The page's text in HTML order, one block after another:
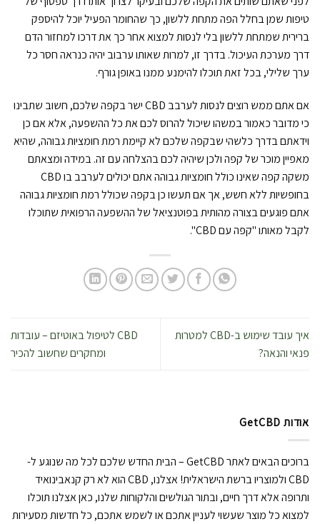
טיפות שמן בחלל הפה מתחת ללשון, כך שהחומר הפעיל יוכל להיספק
ברירית שמתחת ללשון בלי לנסות למצוא אחר כך את דרכו למחזור הדם
דרך מערכת העיכול. בדרך זו, למרות שאותו ערבוב יהיה כנראה חסר כל
ערך שלילי, בכל זאת תוכלו להימנע ממנו באופן גורף.
אם אתם ממש רוצים לנסות לערבב CBD ישר בקפה שלכם, חשוב שתבינו
כי מדובר כאמור במשהו שיכול להרוס לכם את כל ההשפעה, אלא אם כן
וידאתם בדרך כלשהי שבקפה שלכם לא קיימת רמת חומציות גבוהה, שהיא
מאפיין מוכר של קפה ולכן שיהיה לכם בהצלחה עם זה. במידה ומצאתם
משקה קפה שאינו כולל חומציות גבוהה אתם יכולים לערבב בו CBD
בחופשיות ללא חשש, אך אם תעשו כן בקפה שכולל רמת חומציות גבוהה
אתם פוגעים בצורה מהותית בפוטנציאל של ההשפעה הרפואית שתוכלו
לקבל מאותו "קפה עם CBD".
איך עובד שימוש ב-CBD למטרות
פנאי והנאה?
CBD לטיפול באוטיזם – עובדות
ומחקרים שחשוב להכיר
אודות GetCBD
ברוכים הבאים לאתר GetCBD – הבית החדש שלכם לכל מה שנוגע ל-
CBD ולמוצריו ברשת הישראלית! אצלנו, CBD הוא לא רק קנאבינואיד
ותרופה אלא דרך חיים, ובתור הגולשים והלקוחות שלנו, כאן אצלנו תוכלו
למצוא כל מוצר שעשוי לעניין אתכם או לשמש אתכם, כל חדשות מסעירות